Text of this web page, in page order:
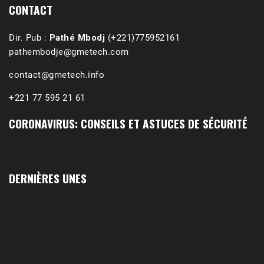
CONTACT
Dir. Pub : Pathé Mbodj (+221)775952161
pathembodje@gmetech.com
contact@gmetech.info
+221 77 595 21 61
CORONAVIRUS: CONSEILS ET ASTUCES DE SÉCURITÉ
DERNIÈRES UNES